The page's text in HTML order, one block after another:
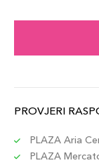
PROVJERI
PLAZA Aria
PLAZA